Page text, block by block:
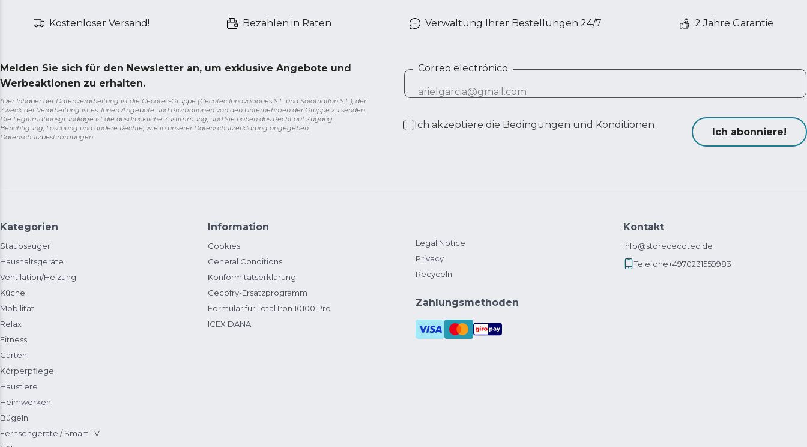
Kostenloser Versand! Bezahlen in Raten Verwaltung Ihrer Bestellungen 24/7 2 Jahre Garantie
Melden Sie sich für den Newsletter an, um exklusive Angebote und
Werbeaktionen zu erhalten.
*Der Inhaber der Datenverarbeitung ist die Cecotec-Gruppe (Cecotec Innovaciones S.L. und Solotriatlon S.L.), der
Zweck der Verarbeitung ist es, Ihnen Angebote und Promotionen von den Unternehmen der Gruppe zu senden.
Die Legitimationsgrundlage ist die ausdrückliche Zustimmung, und Sie haben das Recht auf Zugang,
Berichtigung, Löschung und andere Rechte, wie in unserer Datenschutzerklärung angegeben.
Datenschutzbestimmungen
Correo electrónico
Ich akzeptiere die Bedingungen und Konditionen
Ich abonniere!
Kategorien
Staubsauger
Haushaltsgeräte
Ventilation/Heizung
Küche
Mobilität
Relax
Fitness
Garten
Körperpflege
Haustiere
Heimwerken
Bügeln
Fernsehgeräte / Smart TV
Information
Cookies
General Conditions
Konformitätserklärung
Cecofry-Ersatzprogramm
Formular für Total Iron 10100 Pro
ICEX DANA
Legal Notice
Privacy
Recyceln
Zahlungsmethoden
Kontakt
info@storececotec.de
Telefone+4970231559983